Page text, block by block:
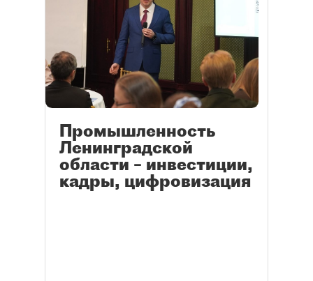
Промышленность
Ленинградской
области – инвестиции,
кадры, цифровизация